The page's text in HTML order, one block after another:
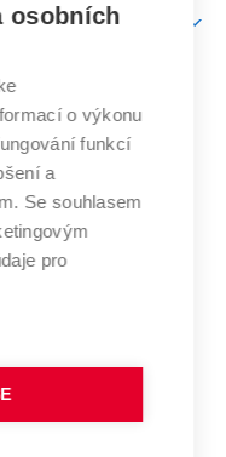
učení
technické
osobních
o výkonu
funkcí
a
Se souhlasem
pro